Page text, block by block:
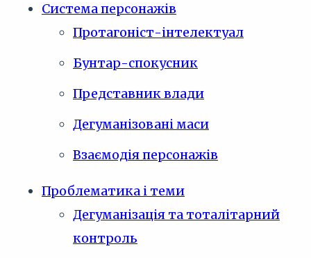
Система персонажів
Протагоніст-інтелектуал
Бунтар-спокусник
Представник влади
Дегуманізовані маси
Взаємодія персонажів
Проблематика і теми
Дегуманізація та тоталітарний
контроль